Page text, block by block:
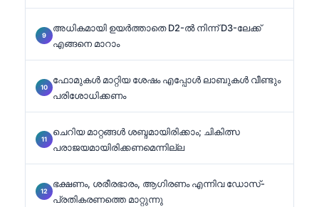
അധികമായി ഉയർത്താതെ D2-ൽ നിന്ന് D3-ലേക്ക്
എങ്ങനെ മാറാം
ഫോമുകൾ മാറ്റിയ ശേഷം എപ്പോൾ ലാബുകൾ വീണ്ടും
പരിശോധിക്കണം
ചെറിയ മാറ്റങ്ങൾ ശബ്ദമായിരിക്കാം; ചികിത്സ
പരാജയമായിരിക്കണമെന്നില്ല
ഭക്ഷണം, ശരീരഭാരം, ആഗിരണം എന്നിവ ഡോസ്-
പ്രതികരണത്തെ മാറ്റുന്നു